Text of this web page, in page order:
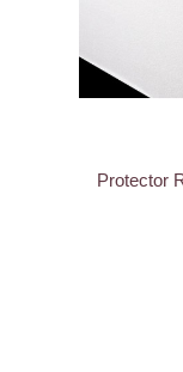
Protector